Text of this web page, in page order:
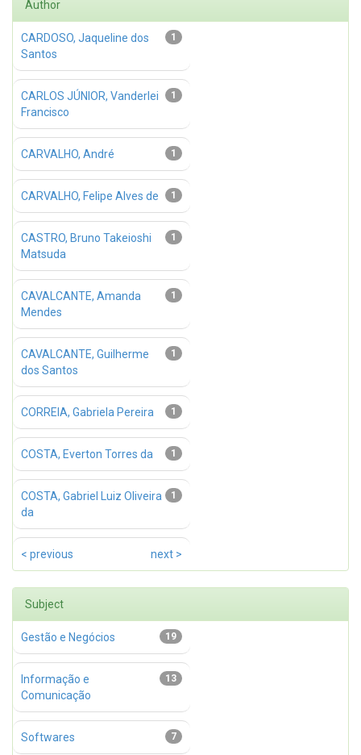
Author
1
CARDOSO, Jaqueline dos
Santos
1
CARLOS JÚNIOR, Vanderlei
Francisco
1
CARVALHO, André
1
CARVALHO, Felipe Alves de
1
CASTRO, Bruno Takeioshi
Matsuda
1
CAVALCANTE, Amanda
Mendes
1
CAVALCANTE, Guilherme
dos Santos
1
CORREIA, Gabriela Pereira
1
COSTA, Everton Torres da
1
COSTA, Gabriel Luiz Oliveira
da
< previous next >
Subject
19
Gestão e Negócios
13
Informação e
Comunicação
7
Softwares